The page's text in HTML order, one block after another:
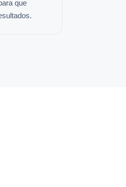
que